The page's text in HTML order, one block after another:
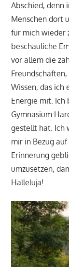
Abschied, denn
Menschen dort
für mich wieder
beschauliche
vor allem die
Wissen, das ich
Energie mit. Ich
Gymnasium
gestellt hat. Ich
mir in Bezug
Erinnerung
umzusetzen,
Halleluja!